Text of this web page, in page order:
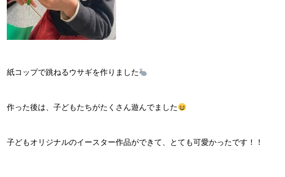
紙コップで跳ねるウサギを作りました
作った後は、子どもたちがたくさん遊んでました
子どもオリジナルのイースター作品ができて、とても可愛かったです！！